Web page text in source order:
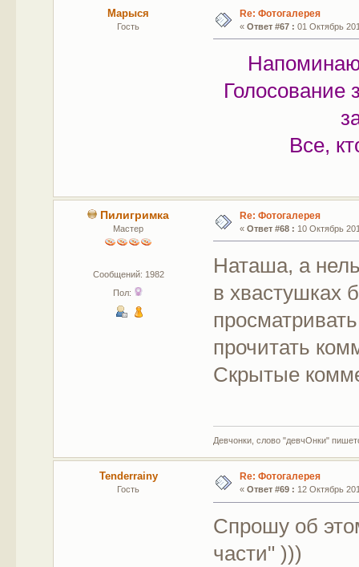
Марыся
Гость
Re: Фотогалерея
« Ответ #67 : 01 Октябрь
Голосование
Все,
Пилигримка
Мастер
Сообщений: 1982
Пол:
Re: Фотогалерея
« Ответ #68 : 10 Октябрь
Наташа, а
в хвастушках
прочитать
Скрытые
Девчонки, слово "девчОнки"
Tenderrainy
Гость
Re: Фотогалерея
« Ответ #69 : 12 Октябрь
Спрошу об
части" )))